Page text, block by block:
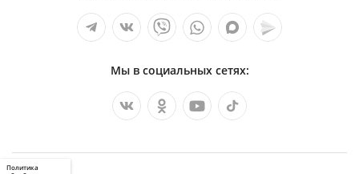
Мы в социальных сетях:
Политика